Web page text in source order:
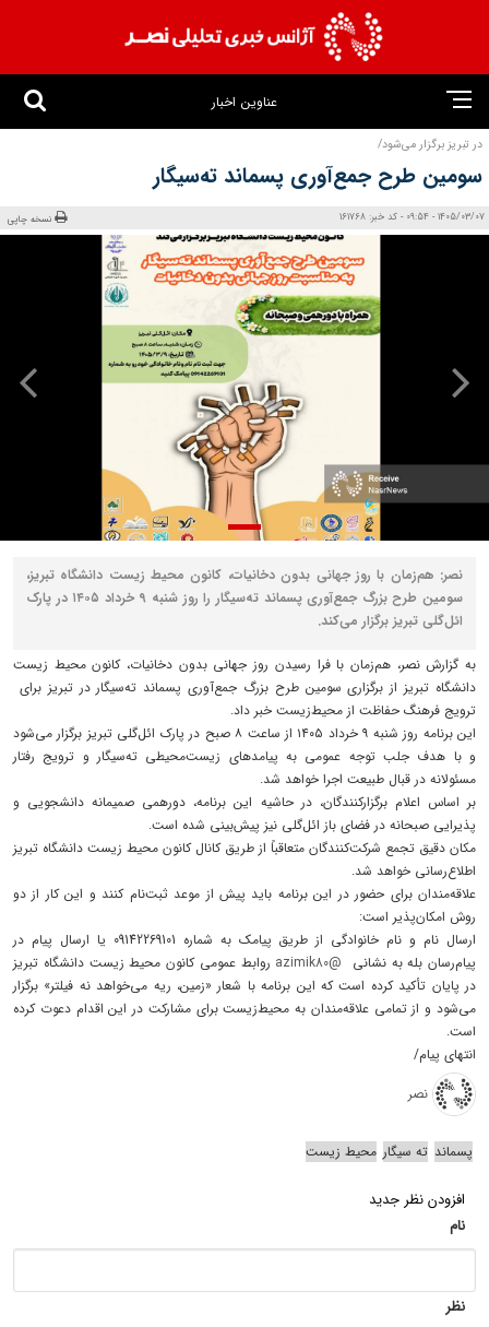
عناوین اخبار
در تبریز برگزار می‌شود/
سومین طرح جمع‌آوری پسماند ته‌سیگار
1405/03/07 - 09:54 - کد خبر: 161768 نسخه چاپی
نصر: هم‌زمان با روز جهانی بدون دخانیات، کانون محیط زیست دانشگاه تبریز،
سومین طرح بزرگ جمع‌آوری پسماند ته‌سیگار را روز شنبه ۹ خرداد ۱۴۰۵ در پارک
ائل‌گلی تبریز برگزار می‌کند.
به گزارش نصر، هم‌زمان با فرا رسیدن روز جهانی بدون دخانیات، کانون محیط زیست
دانشگاه تبریز از برگزاری سومین طرح بزرگ جمع‌آوری پسماند ته‌سیگار در تبریز برای
ترویج فرهنگ حفاظت از محیط‌زیست خبر داد.
این برنامه روز شنبه ۹ خرداد ۱۴۰۵ از ساعت ۸ صبح در پارک ائل‌گلی تبریز برگزار می‌شود
و با هدف جلب توجه عمومی به پیامدهای زیست‌محیطی ته‌سیگار و ترویج رفتار
مسئولانه در قبال طبیعت اجرا خواهد شد.
بر اساس اعلام برگزارکنندگان، در حاشیه این برنامه، دورهمی صمیمانه دانشجویی و
پذیرایی صبحانه در فضای باز ائل‌گلی نیز پیش‌بینی شده است.
مکان دقیق تجمع شرکت‌کنندگان متعاقباً از طریق کانال کانون محیط زیست دانشگاه تبریز
اطلاع‌رسانی خواهد شد.
علاقه‌مندان برای حضور در این برنامه باید پیش از موعد ثبت‌نام کنند و این کار از دو
روش امکان‌پذیر است:
ارسال نام و نام خانوادگی از طریق پیامک به شماره 09142269101 یا ارسال پیام در
پیام‌رسان بله به نشانی @azimik80
روابط عمومی کانون محیط زیست دانشگاه تبریز
در پایان تأکید کرده است که این برنامه با شعار «زمین، ریه می‌خواهد نه فیلتر» برگزار
می‌شود و از تمامی علاقه‌مندان به محیط‌زیست برای مشارکت در این اقدام دعوت کرده
است.
انتهای پیام/
نصر
پسماند ته سیگار محیط زیست
افزودن نظر جدید
نام
نظر